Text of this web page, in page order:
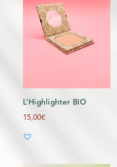
L’Highlighter BIO
15,00€